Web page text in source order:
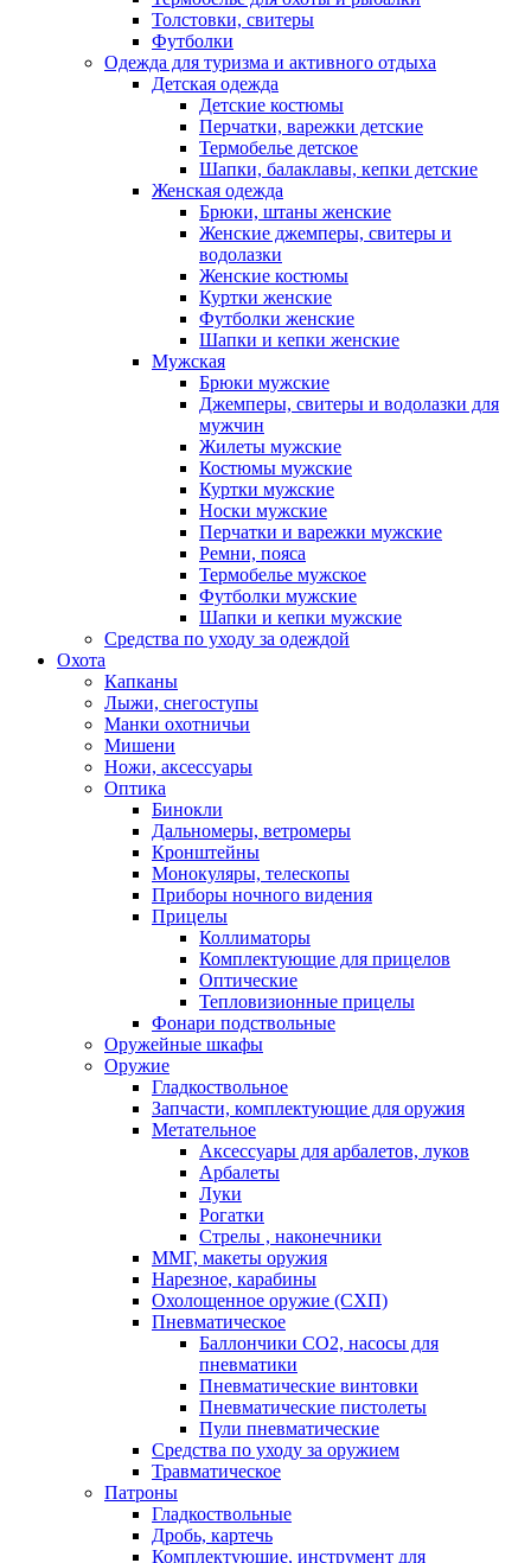
Толстовки, свитеры
Футболки
Одежда для туризма и активного отдыха
Детская одежда
Детские костюмы
Перчатки, варежки детские
Термобелье детское
Шапки, балаклавы, кепки детские
Женская одежда
Брюки, штаны женские
Женские джемперы, свитеры и
водолазки
Женские костюмы
Куртки женские
Футболки женские
Шапки и кепки женские
Мужская
Брюки мужские
Джемперы, свитеры и водолазки для
мужчин
Жилеты мужские
Костюмы мужские
Куртки мужские
Носки мужские
Перчатки и варежки мужские
Ремни, пояса
Термобелье мужское
Футболки мужские
Шапки и кепки мужские
Средства по уходу за одеждой
Охота
Капканы
Лыжи, снегоступы
Манки охотничьи
Мишени
Ножи, аксессуары
Оптика
Бинокли
Дальномеры, ветромеры
Кронштейны
Монокуляры, телескопы
Приборы ночного видения
Прицелы
Коллиматоры
Комплектующие для прицелов
Оптические
Тепловизионные прицелы
Фонари подствольные
Оружейные шкафы
Оружие
Гладкоствольное
Запчасти, комплектующие для оружия
Метательное
Аксессуары для арбалетов, луков
Арбалеты
Луки
Рогатки
Стрелы , наконечники
ММГ, макеты оружия
Нарезное, карабины
Охолощенное оружие (СХП)
Пневматическое
Баллончики СО2, насосы для
пневматики
Пневматические винтовки
Пневматические пистолеты
Пули пневматические
Средства по уходу за оружием
Травматическое
Патроны
Гладкоствольные
Дробь, картечь
Комплектующие, инструмент для